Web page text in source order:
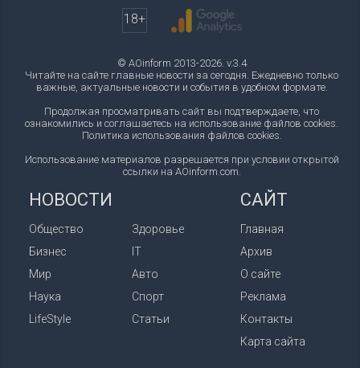
18+
© AOinform 2013-2026. v.3.4
Читайте на сайте главные новости за сегодня. Ежедневно только
важные, актуальные новости и события в удобном формате.
Продолжая просматривать сайт вы подтверждаете, что
ознакомились и соглашаетесь на использование файлов cookies.
Политика использования файлов cookies.
Использование материалов разрешается при условии открытой
ссылки на AOinform.com.
НОВОСТИ
Общество
Бизнес
Мир
Наука
LifeStyle
Здоровье
IT
Авто
Спорт
Статьи
САЙТ
Главная
Архив
О сайте
Реклама
Контакты
Карта сайта